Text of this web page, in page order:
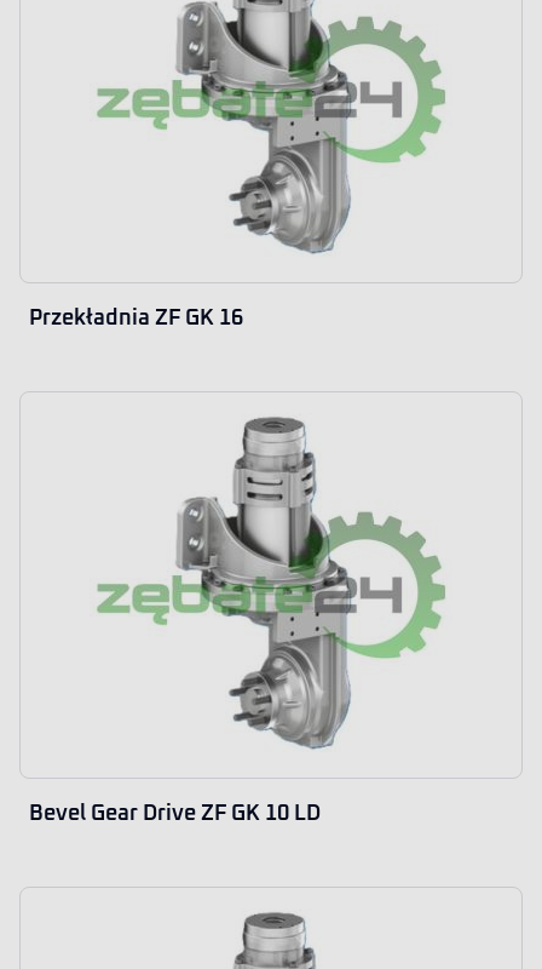
Przekładnia ZF GK 16
Bevel Gear Drive ZF GK 10 LD